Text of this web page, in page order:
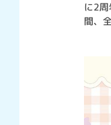
に2
間、